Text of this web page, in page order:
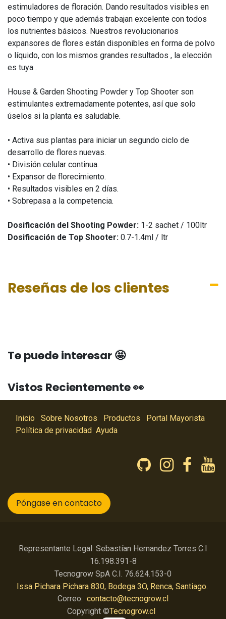
estimuladores de floración. Dando resultados visibles en
poco tiempo y que además trabajan excelente con todos
los nutrientes básicos. Nuestros revolucionarios
expansores de flores están disponibles en forma de polvo
o líquido, con los mismos grandes resultados , la elección
es tuya .
House & Garden Shooting Powder y Top Shooter son
estimulantes extremadamente potentes, así que solo
úselos si la planta es saludable.
• Activa sus plantas para iniciar un segundo ciclo de
desarrollo de flores nuevas.
• División celular continua.
• Expansor de florecimiento.
• Resultados visibles en 2 días.
• Sobrepasa a la competencia.
Dosificación del Shooting Powder: 1-2 sachet / 100ltr
Dosificación de Top Shooter: 0.7-1.4ml / ltr
Reseñas de los clientes
Te puede interesar 🤩
Vistos Recientemente 👀
Inicio Sobre Nosotros Productos
Portal Mayorista
Política de privacidad Ayuda
Póngase en contacto
Representante Legal: Sebastían Hernandez Torres C.I
16.198.391-8
Tecnogrow SpA C.I. 76.624.153-0
Issa Pichara Pichara 830, Bodega 3O, Renca, Santiago.
Correo: contacto@tecnogrow.cl
Copyright ©Tecnogrow.cl